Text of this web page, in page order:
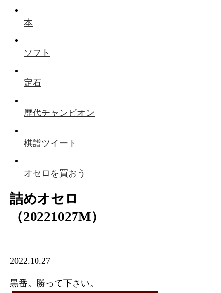
本
ソフト
定石
歴代チャンピオン
棋譜ツイート
オセロを買おう
詰めオセロ
（20221027M）
2022.10.27
黒番。勝って下さい。